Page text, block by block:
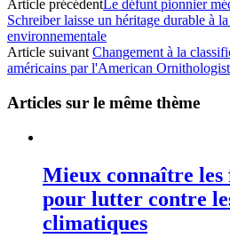
Article précédentLe défunt pionnier
Schreiber laisse un héritage durable à
environnementale
Article suivant Changement à la
américains par l'American
Articles sur le même thème
Mieux connaître les
pour lutter contre
climatiques